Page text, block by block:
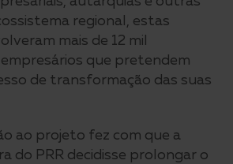
regional, estas
mais de 12 mil
que pretendem
de transformação das suas
ao projeto fez com que a
do PRR decidisse prolongar o